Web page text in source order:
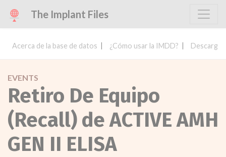
The Implant Files
Acerca de la base de datos ¿Cómo usar la IMDD? Descargar
EVENTS
Retiro De Equipo
(Recall) de ACTIVE AMH
GEN II ELISA